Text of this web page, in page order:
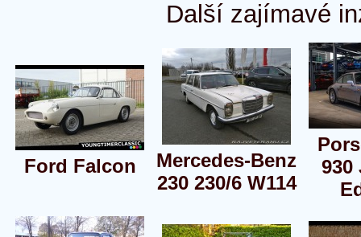
Další zajímavé
Ford Falcon
Mercedes-Benz
230 230/6 W114
930